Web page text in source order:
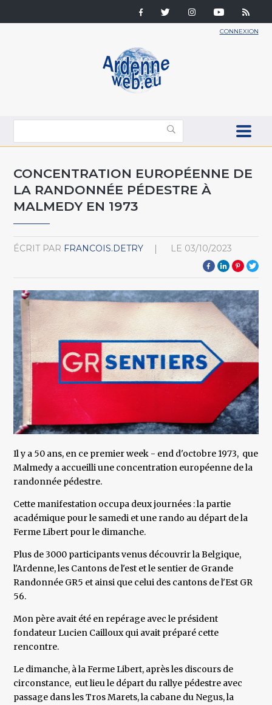
CONNEXION
CONCENTRATION EUROPÉENNE DE
LA RANDONNÉE PÉDESTRE À
MALMEDY EN 1973
ÉCRIT PAR FRANCOIS.DETRY LE 03/10/2023
Il y a 50 ans, en ce premier week - end d'octobre 1973, que
Malmedy a accueilli une concentration européenne de la
randonnée pédestre.
Cette manifestation occupa deux journées : la partie
académique pour le samedi et une rando au départ de la
Ferme Libert pour le dimanche.
Plus de 3000 participants venus découvrir la Belgique,
l'Ardenne, les Cantons de l'est et le sentier de Grande
Randonnée GR5 et ainsi que celui des cantons de l'Est GR
56.
Mon père avait été en repérage avec le président
fondateur Lucien Cailloux qui avait préparé cette
rencontre.
Le dimanche, à la Ferme Libert, après les discours de
circonstance, eut lieu le départ du rallye pédestre avec
passage dans les Tros Marets, la cabane du Negus, la